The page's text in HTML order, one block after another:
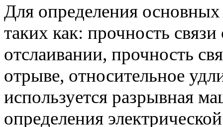
Для определения
таких как: прочность
отслаивании, прочность
отрыве, относительное
используется разрывная
определения